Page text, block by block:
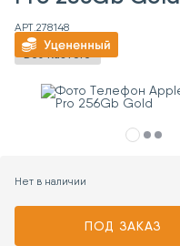
АРТ.278148
Без RuStore
Нет в наличии
ПОД ЗАКАЗ